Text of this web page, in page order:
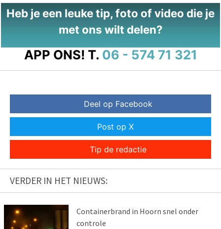
Heb je een leuke tip, foto of video die je
met ons wilt delen?
APP ONS! T. 06 - 574 71 321
Deel op Facebook
Post op X
Tip de redactie
VERDER IN HET NIEUWS:
Containerbrand in Hoorn snel onder
controle